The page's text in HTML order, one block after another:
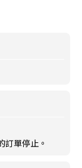
訂單停止。